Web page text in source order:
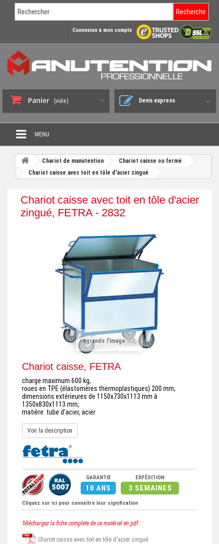
Recherche
Connexion à mon compte
Panier (vide) Devis express
MENU
PROMO DÉSTOCKAGE
CHARIOT DE MANUTENTION
BENNE BASCULANTE
ROULEUR ET PLATEAU ROULANT
TRANSPALETTE ET PALETTAGE
Chariot de manutention
Chariot caisse ou fermé
Chariot caisse avec toit en tôle d'acier zingué
Chariot caisse avec toit en tôle d'acier
zingué, FETRA - 2832
Agrandir l'image
Chariot caisse, FETRA
charge maximum 600 kg,
roues en TPE (élastomères thermoplastiques) 200 mm,
dimensions extérieures de 1150x730x1113 mm à
1350x830x1113 mm,
matière: tube d'acier, acier
Voir la description
GARANTIE
10 ANS
EXPÉDITION
3 SEMAINES
Cliquez sur ici pour connaître leur signification
Téléchargez la fiche complete de ce matériel en pdf :
Chariot caisse avec toit en tôle d'acier zingué